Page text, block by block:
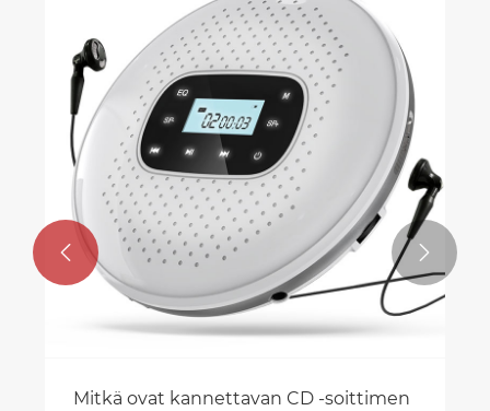
Mitkä ovat kannettavan CD -soittimen
 